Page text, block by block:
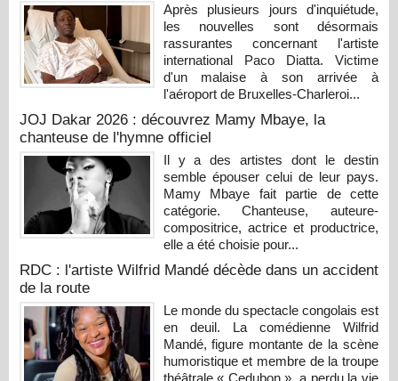
Après plusieurs jours d'inquiétude,
les nouvelles sont désormais
rassurantes concernant l'artiste
international Paco Diatta. Victime
d'un malaise à son arrivée à
l'aéroport de Bruxelles-Charleroi...
JOJ Dakar 2026 : découvrez Mamy Mbaye, la
chanteuse de l'hymne officiel
Il y a des artistes dont le destin
semble épouser celui de leur pays.
Mamy Mbaye fait partie de cette
catégorie. Chanteuse, auteure-
compositrice, actrice et productrice,
elle a été choisie pour...
RDC : l'artiste Wilfrid Mandé décède dans un accident
de la route
Le monde du spectacle congolais est
en deuil. La comédienne Wilfrid
Mandé, figure montante de la scène
humoristique et membre de la troupe
théâtrale « Cedubon », a perdu la vie